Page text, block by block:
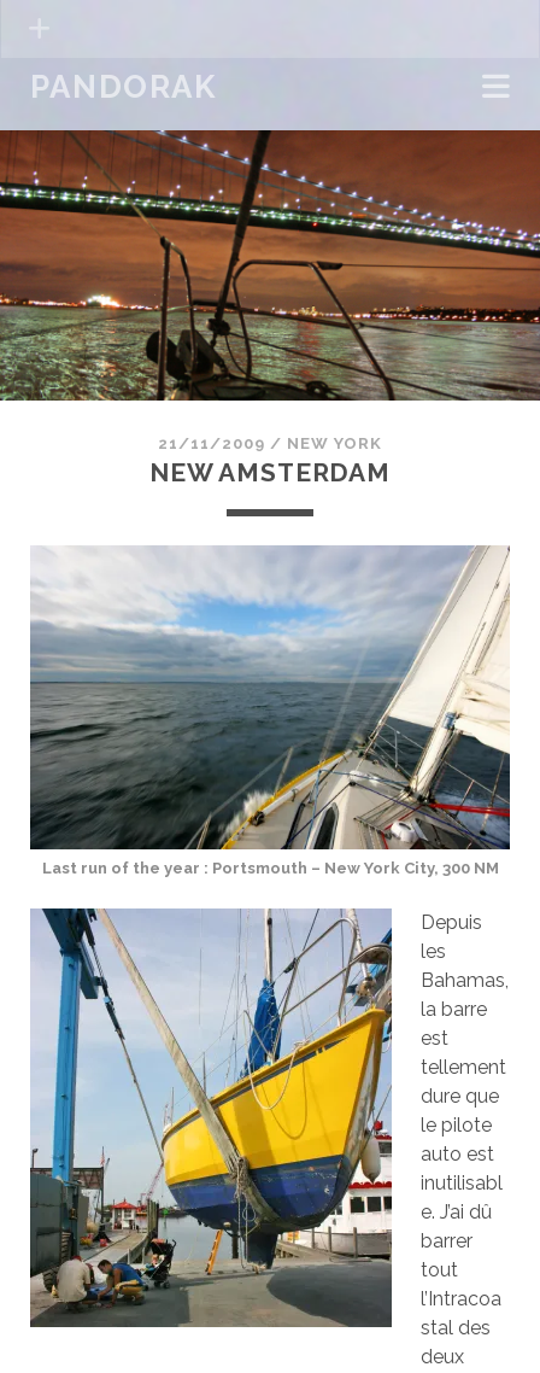
PANDORAK
21/11/2009 / NEW YORK
NEW AMSTERDAM
Last run of the year : Portsmouth – New York City, 300 NM
Depuis
les
Bahamas,
la barre
est
tellement
dure que
le pilote
auto est
inutilisabl
e. J’ai dû
barrer
tout
l’Intracoa
stal des
deux